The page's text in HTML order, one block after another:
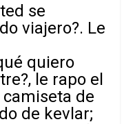
se
viajero?. Le
quiero
le rapo el
de
de kevlar;